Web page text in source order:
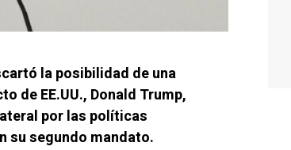
la posibilidad de una
de EE.UU., Donald Trump,
por las políticas
su segundo mandato.